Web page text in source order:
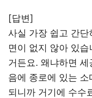
[답변]
사실 가장 쉽고 간
면이 없지 않아 있
거든요. 왜냐하면
음에 종로에 있는
되니까 거기에 수수